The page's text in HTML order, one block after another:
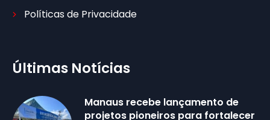
Políticas de Privacidade
Últimas Notícias
Manaus recebe lançamento de
projetos pioneiros para fortalecer